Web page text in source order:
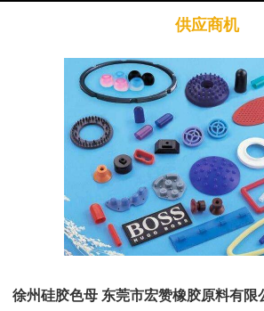
供应商机
徐州硅胶色母 东莞市宏赞橡胶原料有限